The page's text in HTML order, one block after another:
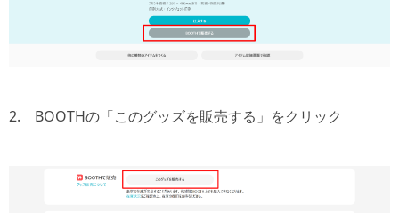
2. BOOTHの「このグッズを販売する」をクリック